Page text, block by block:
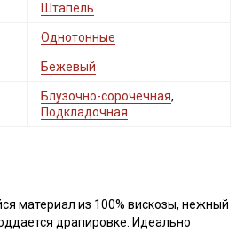
Штапель
Однотонные
Бежевый
Блузочно-сорочечная,
Подкладочная
материал из 100% вискозы, нежный
драпировке. Идеально